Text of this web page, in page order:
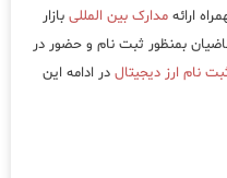
مدارک بین المللی بازار
بمنظور ثبت نام و حضور در
نام ارز دیجیتال در ادامه این